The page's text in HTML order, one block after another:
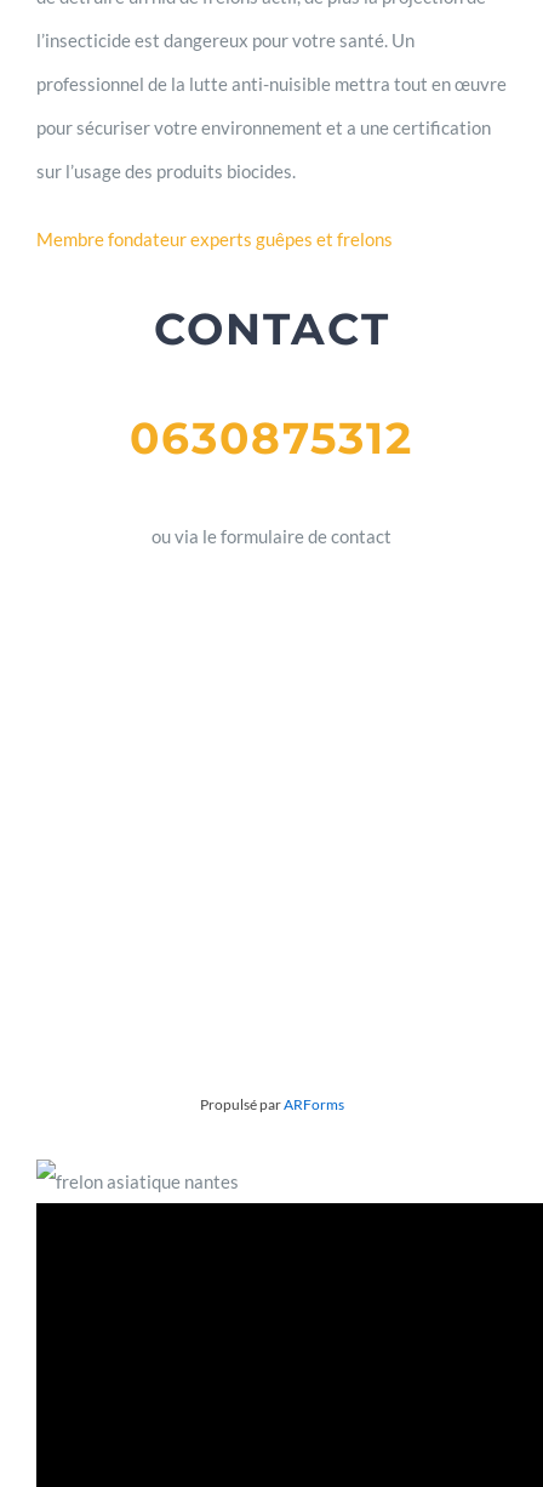
l’insecticide est dangereux pour votre santé. Un
professionnel de la lutte anti-nuisible mettra tout en œuvre
pour sécuriser votre environnement et a une certification
sur l’usage des produits biocides.
Membre fondateur experts guêpes et frelons
CONTACT
0630875312
ou via le formulaire de contact